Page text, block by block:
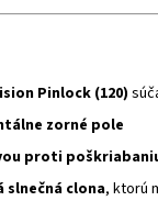
Pinlock (120)
zorné pole
proti
slnečná clona, ktorú